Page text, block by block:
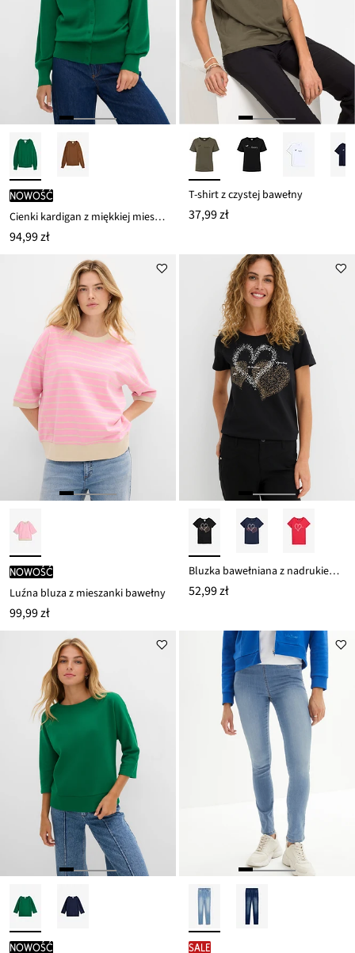
nowość
Cienki kardigan z miękkiej mieszanki wiskozy
94,99 zł
T-shirt z czystej bawełny
37,99 zł
nowość
Luźna bluza z mieszanki bawełny
99,99 zł
Bluzka bawełniana z nadrukiem serca z bawełny organicznej
52,99 zł
nowość SALE